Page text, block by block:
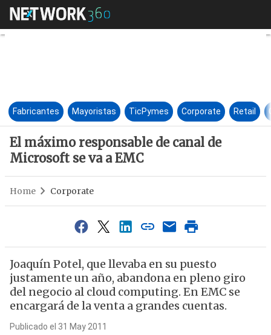
El máximo responsable de
Fabricantes Mayoristas TicPymes Corporate Retail
El máximo responsable de canal de
Microsoft se va a EMC
Home Corporate
Joaquín Potel, que llevaba en su puesto
justamente un año, abandona en pleno giro
del negocio al cloud computing. En EMC se
encargará de la venta a grandes cuentas.
Publicado el 31 May 2011